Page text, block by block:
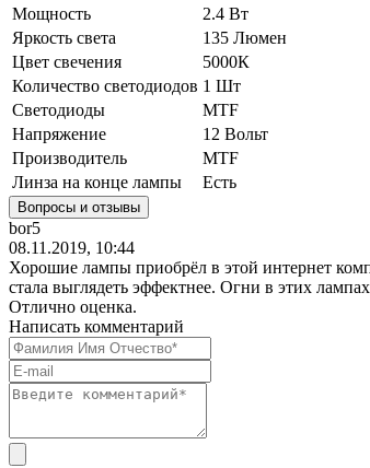
Мощность
2.4 Вт
Яркость света
135 Люмен
Цвет свечения
5000К
Количество светодиодов 1 Шт
Светодиоды
MTF
Напряжение
12 Вольт
Производитель
MTF
Линза на конце лампы
Есть
Вопросы и отзывы
bor5
08.11.2019, 10:44
Хорошие лампы приобрёл в этой интернет
стала выглядеть эффектнее. Огни в этих
Отлично оценка.
Написать комментарий